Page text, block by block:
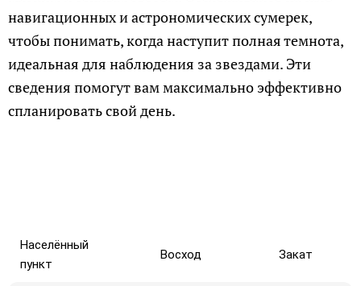
навигационных и астрономических сумерек,
чтобы понимать, когда наступит полная темнота,
идеальная для наблюдения за звездами. Эти
сведения помогут вам максимально эффективно
спланировать свой день.
Населённый
пункт
Восход Закат